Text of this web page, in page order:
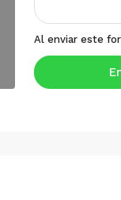
Al enviar este